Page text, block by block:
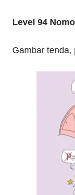
Level 94
Gambar tenda,